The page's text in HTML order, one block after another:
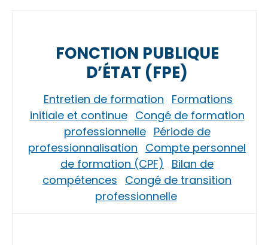
FONCTION PUBLIQUE
D’ÉTAT (FPE)
Entretien de formation Formations
initiale et continue Congé de formation
professionnelle Période de
professionnalisation Compte personnel
de formation (CPF)
Bilan de
compétences Congé de transition
professionnelle